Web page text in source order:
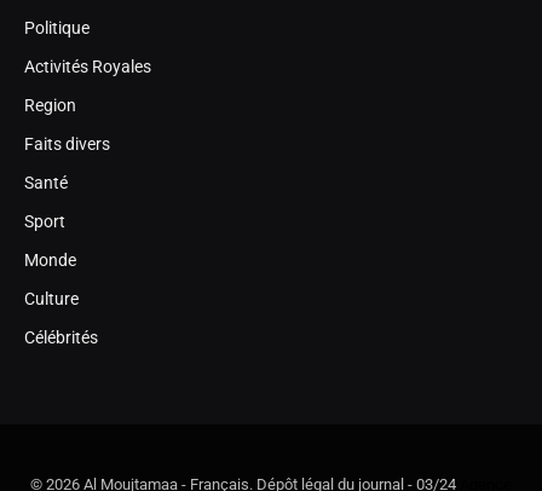
Politique
Activités Royales
Region
Faits divers
Santé
Sport
Monde
Culture
Célébrités
© 2026 Al Moujtamaa - Français. Dépôt légal du journal - 03/24